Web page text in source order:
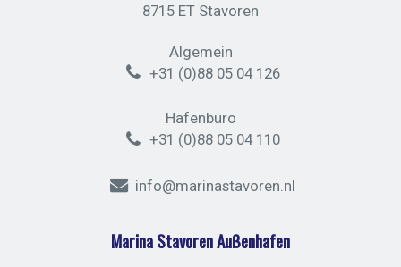
8715 ET Stavoren
Algemein
+31 (0)88 05 04 126
Hafenbüro
+31 (0)88 05 04 110
info@marinastavoren.nl
Marina Stavoren Außenhafen